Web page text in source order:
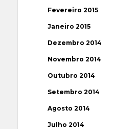
Fevereiro 2015
Janeiro 2015
Dezembro 2014
Novembro 2014
Outubro 2014
Setembro 2014
Agosto 2014
Julho 2014